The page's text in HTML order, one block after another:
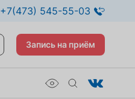
+7(473) 545-55-03
Запись на приём